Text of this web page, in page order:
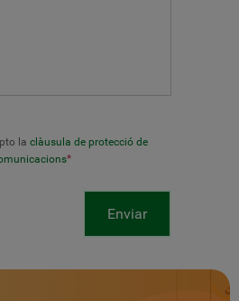
la clàusula de protecció de
*
Enviar